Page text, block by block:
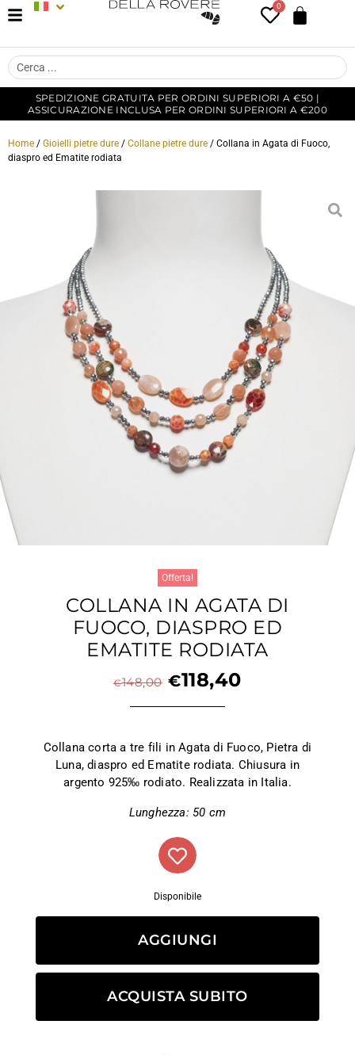
0
SPEDIZIONE GRATUITA PER ORDINI SUPERIORI A €50 |
ASSICURAZIONE INCLUSA PER ORDINI SUPERIORI A €200
Home / Gioielli pietre dure / Collane pietre dure / Collana in Agata di Fuoco,
diaspro ed Ematite rodiata
Offerta!
COLLANA IN AGATA DI
FUOCO, DIASPRO ED
EMATITE RODIATA
€148,00 €118,40
Collana corta a tre fili in Agata di Fuoco, Pietra di
Luna, diaspro ed Ematite rodiata. Chiusura in
argento 925‰ rodiato. Realizzata in Italia.
Lunghezza: 50 cm
Disponibile
AGGIUNGI
ACQUISTA SUBITO